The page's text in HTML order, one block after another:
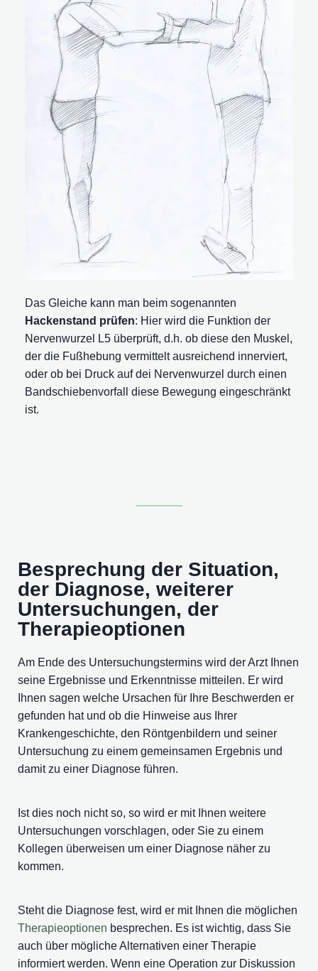
Das Gleiche kann man beim sogenannten
Hackenstand prüfen: Hier wird die Funktion der
Nervenwurzel L5 überprüft, d.h. ob diese den Muskel,
der die Fußhebung vermittelt ausreichend innerviert,
oder ob bei Druck auf dei Nervenwurzel durch einen
Bandschiebenvorfall diese Bewegung eingeschränkt
ist.
Besprechung der Situation,
der Diagnose, weiterer
Untersuchungen, der
Therapieoptionen
Am Ende des Untersuchungstermins wird der Arzt Ihnen
seine Ergebnisse und Erkenntnisse mitteilen. Er wird
Ihnen sagen welche Ursachen für Ihre Beschwerden er
gefunden hat und ob die Hinweise aus Ihrer
Krankengeschichte, den Röntgenbildern und seiner
Untersuchung zu einem gemeinsamen Ergebnis und
damit zu einer Diagnose führen.
Ist dies noch nicht so, so wird er mit Ihnen weitere
Untersuchungen vorschlagen, oder Sie zu einem
Kollegen überweisen um einer Diagnose näher zu
kommen.
Steht die Diagnose fest, wird er mit Ihnen die möglichen
Therapieoptionen besprechen. Es ist wichtig, dass Sie
auch über mögliche Alternativen einer Therapie
informiert werden. Wenn eine Operation zur Diskussion